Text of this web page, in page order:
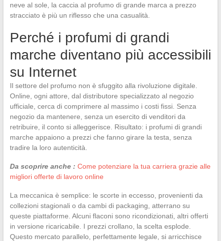
neve al sole, la caccia al profumo di grande marca a prezzo
stracciato è più un riflesso che una casualità.
Perché i profumi di grandi
marche diventano più accessibili
su Internet
Il settore del profumo non è sfuggito alla rivoluzione digitale.
Online, ogni attore, dal distributore specializzato al negozio
ufficiale, cerca di comprimere al massimo i costi fissi. Senza
negozio da mantenere, senza un esercito di venditori da
retribuire, il conto si alleggerisce. Risultato: i profumi di grandi
marche appaiono a prezzi che fanno girare la testa, senza
tradire la loro autenticità.
Da scoprire anche : Come potenziare la tua carriera grazie alle
migliori offerte di lavoro online
La meccanica è semplice: le scorte in eccesso, provenienti da
collezioni stagionali o da cambi di packaging, atterrano su
queste piattaforme. Alcuni flaconi sono ricondizionati, altri offerti
in versione ricaricabile. I prezzi crollano, la scelta esplode.
Questo mercato parallelo, perfettamente legale, si arricchisce